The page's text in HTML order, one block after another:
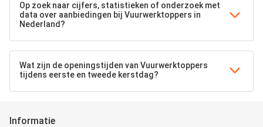
Op zoek naar cijfers, statistieken of onderzoek met
data over aanbiedingen bij Vuurwerktoppers in
Nederland?
Wat zijn de openingstijden van Vuurwerktoppers
tijdens eerste en tweede kerstdag?
Informatie